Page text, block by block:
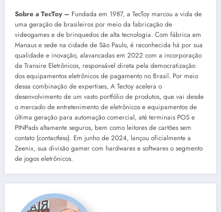
Sobre a TecToy – Fundada em 1987, a TecToy marcou a vida de
uma geração de brasileiros por meio da fabricação de
videogames e de brinquedos de alta tecnologia. Com fábrica em
Manaus e sede na cidade de São Paulo, é reconhecida há por sua
qualidade e inovação, alavancadas em 2022 com a incorporação
da Transire Eletrônicos, responsável direta pela democratização
dos equipamentos eletrônicos de pagamento no Brasil. Por meio
dessa combinação de expertises, A Tectoy acelera o
desenvolvimento de um vasto portfólio de produtos, que vai desde
o mercado de entretenimento de eletrônicos e equipamentos de
última geração para automação comercial, até terminais POS e
PINPads altamente seguros, bem como leitores de cartões sem
contato (contactless). Em junho de 2024, lançou oficialmente a
Zeenix, sua divisão gamer com hardwares e softwares o segmento
de jogos eletrônicos.